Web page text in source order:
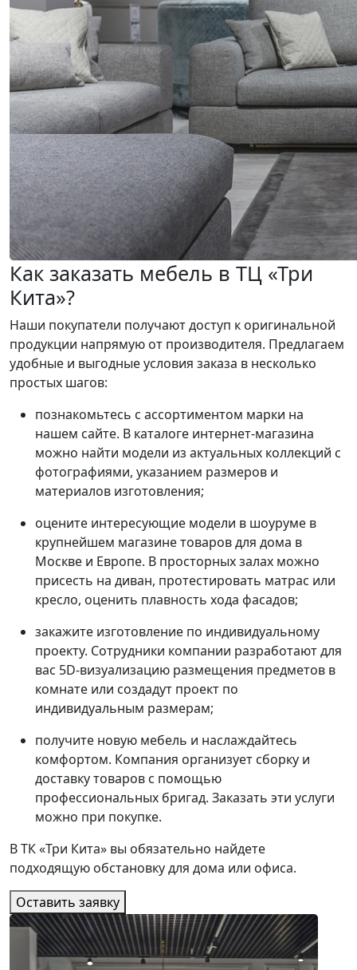
Как заказать мебель в ТЦ «Три
Кита»?
Наши покупатели получают доступ к оригинальной
продукции напрямую от производителя. Предлагаем
удобные и выгодные условия заказа в несколько
простых шагов:
познакомьтесь с ассортиментом марки на
нашем сайте. В каталоге интернет-магазина
можно найти модели из актуальных коллекций с
фотографиями, указанием размеров и
материалов изготовления;
оцените интересующие модели в шоуруме в
крупнейшем магазине товаров для дома в
Москве и Европе. В просторных залах можно
присесть на диван, протестировать матрас или
кресло, оценить плавность хода фасадов;
закажите изготовление по индивидуальному
проекту. Сотрудники компании разработают для
вас 5D-визуализацию размещения предметов в
комнате или создадут проект по
индивидуальным размерам;
получите новую мебель и наслаждайтесь
комфортом. Компания организует сборку и
доставку товаров с помощью
профессиональных бригад. Заказать эти услуги
можно при покупке.
В ТК «Три Кита» вы обязательно найдете
подходящую обстановку для дома или офиса.
Оставить заявку